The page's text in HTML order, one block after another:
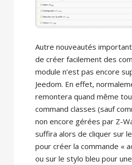
Autre nouveautés
de créer facilement des
module n’est pas encore
Jeedom. En effet,
remontera quand même
command classes (sauf
non encore gérées par Z-
suffira alors de cliquer sur
pour créer la commande «
ou sur le stylo bleu pour